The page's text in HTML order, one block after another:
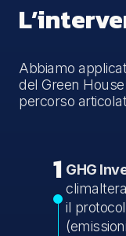
Abbiamo
del Green
percorso
1 GHG
il